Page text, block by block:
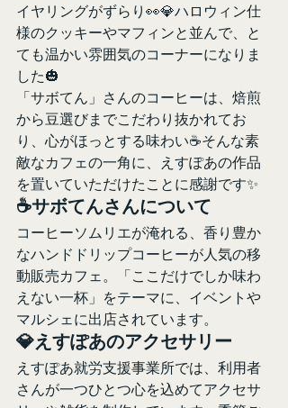
イヤリングがずらり👀💎ハロウィン仕
様のクッキーやマフィンと並んで、と
ても温かい雰囲気のコーナーになりま
した🎃
「サボてん」さんのコーヒーは、焙煎
から豆選びまでこだわり抜かれてお
り、心がほっとする味わい☕そんな素
敵なカフェの一角に、えすぽあの作品
を置いていただけたことに感謝です✨
☕サボてんさんについて
コーヒーソムリエが淹れる、香り豊か
なハンドドリップコーヒーが人気の移
動販売カフェ。「ここだけでしか味わ
えない一杯」をテーマに、イベントや
マルシェに出店されています。
💎えすぽあのアクセサリー
えすぽあ就労支援事業所では、利用者
さんが一つひとつ心を込めてアクセサ